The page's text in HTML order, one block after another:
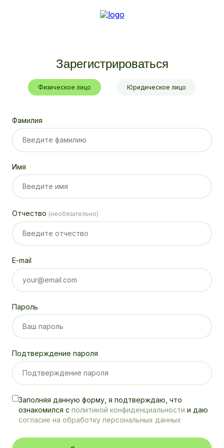
Зарегистрироваться
Физическое лицо Юридическое лицо
Фамилия
Имя
Отчество (необязательно)
E-mail
Пароль
Подтверждение пароля
Заполняя данную форму, я подтверждаю, что
ознакомился с политикой конфиденциальности и даю
согласие на обработку персональных данных